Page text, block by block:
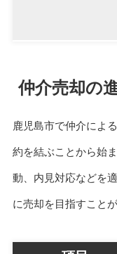
仲介売却の
鹿児島市で仲介によ
約を結ぶことから始
動、内見対応などを
に売却を目指すことが